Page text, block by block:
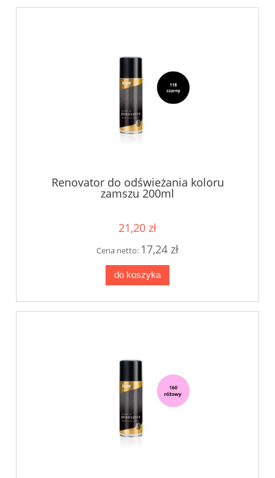
Renovator do odświeżania koloru
zamszu 200ml
21,20 zł
Cena netto: 17,24 zł
do koszyka